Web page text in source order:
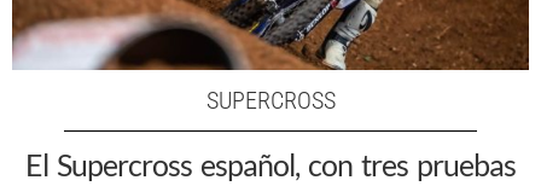
SUPERCROSS
El Supercross español, con tres pruebas